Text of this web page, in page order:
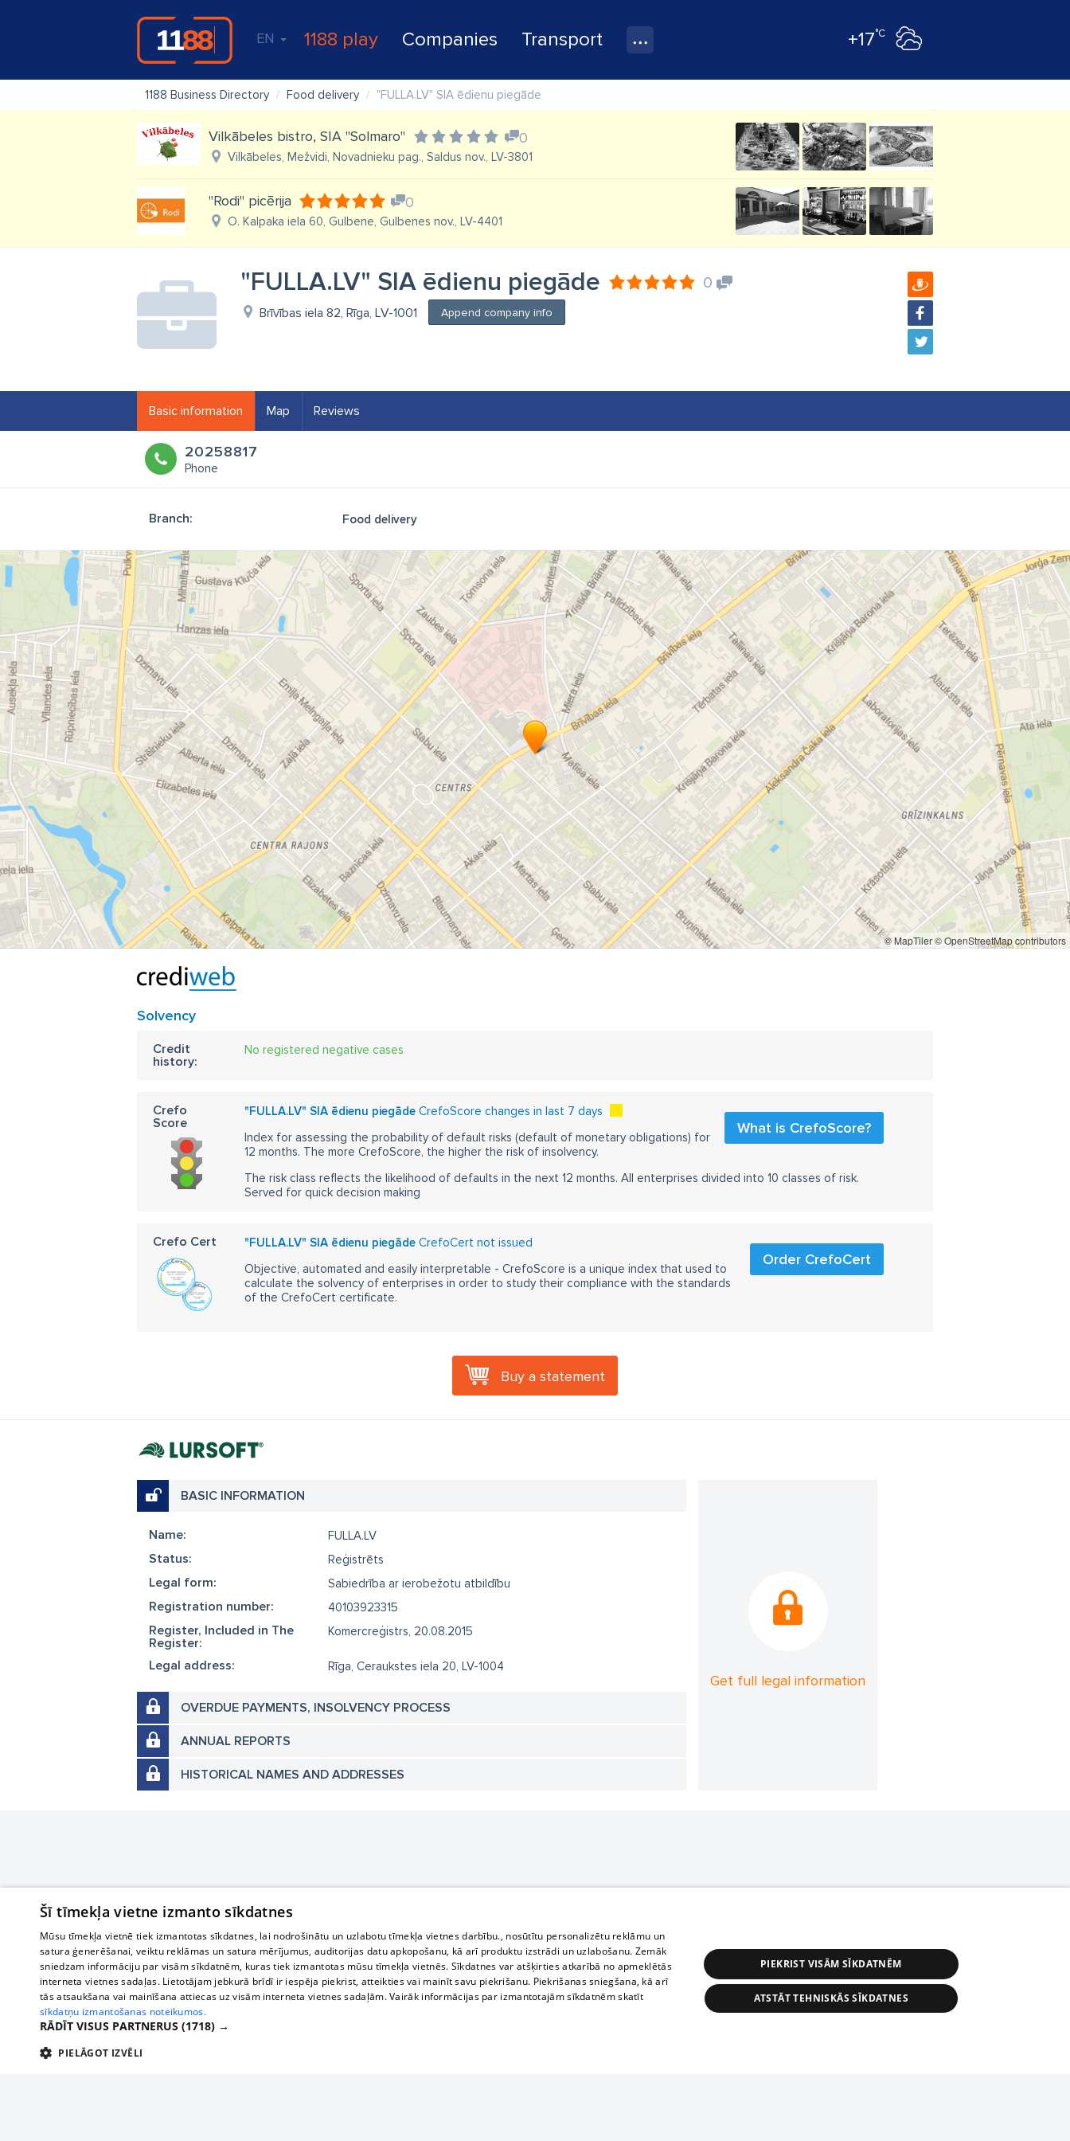
EN 1188 play Companies Transport +17°C
1188 Business Directory Food delivery "FULLA.LV" SIA ēdienu piegāde
Vilkābeles bistro, SIA "Solmaro" 0
Vilkābeles, Mežvidi, Novadnieku pag., Saldus nov., LV-3801
"Rodi" picērija 0
O. Kalpaka iela 60, Gulbene, Gulbenes nov., LV-4401
"FULLA.LV" SIA ēdienu piegāde 0
Brīvības iela 82, Rīga, LV-1001 Append company info
Basic information Map Reviews
20258817
Phone
Branch: Food delivery
© MapTiler© OpenStreetMap contributors
Solvency
Credit
history:
No registered negative cases
Crefo
Score
"FULLA.LV" SIA ēdienu piegāde CrefoScore changes in last 7 days
What is CrefoScore?
Index for assessing the probability of default risks (default of monetary obligations) for
12 months. The more CrefoScore, the higher the risk of insolvency.
The risk class reflects the likelihood of defaults in the next 12 months. All enterprises divided into 10 classes of risk.
Served for quick decision making
Crefo Cert "FULLA.LV" SIA ēdienu piegāde CrefoCert not issued
Order CrefoCert
Objective, automated and easily interpretable - CrefoScore is a unique index that used to
calculate the solvency of enterprises in order to study their compliance with the standards
of the CrefoCert certificate.
Buy a statement
BASIC INFORMATION
Name: FULLA.LV
Status: Reģistrēts
Legal form: Sabiedrība ar ierobežotu atbildību
Registration number: 40103923315
Register, Included in The
Register:
Komercreģistrs, 20.08.2015
Legal address: Rīga, Ceraukstes iela 20, LV-1004
OVERDUE PAYMENTS, INSOLVENCY PROCESS
ANNUAL REPORTS
HISTORICAL NAMES AND ADDRESSES
Get full legal information
Šī tīmekļa vietne izmanto sīkdatnes
Mūsu tīmekļa vietnē tiek izmantotas sīkdatnes, lai nodrošinātu un uzlabotu tīmekļa vietnes darbību., nosūtītu personalizētu reklāmu un
satura ģenerēšanai, veiktu reklāmas un satura mērījumus, auditorijas datu apkopošanu, kā arī produktu izstrādi un uzlabošanu. Zemāk
sniedzam informāciju par visām sīkdatnēm, kuras tiek izmantotas mūsu tīmekļa vietnēs. Sīkdatnes var atšķirties atkarībā no apmeklētās
interneta vietnes sadaļas. Lietotājam jebkurā brīdī ir iespēja piekrist, atteikties vai mainīt savu piekrišanu. Piekrišanas sniegšana, kā arī
tās atsaukšana vai mainīšana attiecas uz visām interneta vietnes sadaļām. Vairāk informācijas par izmantotajām sīkdatnēm skatīt
sīkdatņu izmantošanas noteikumos.
RĀDĪT VISUS PARTNERUS (1718) →
PIELĀGOT IZVĒLI
PIEKRIST VISĀM SĪKDATNĒM
ATSTĀT TEHNISKĀS SĪKDATNES